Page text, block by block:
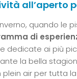
all’aperto
quando le
di
dedicate ai più
la bella
plein air per tutta